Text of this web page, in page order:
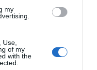
my
of my
with the
con nuevas
diferentes por parte
y construir un
punto clave de